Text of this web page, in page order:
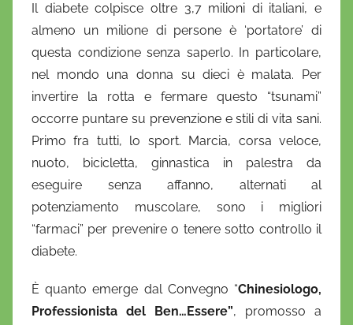
D
a
n
e
l
a
D
'
Il diabete colpisce oltre 3,7 milioni di italiani, e
almeno un milione di persone è ‘portatore’ di
questa condizione senza saperlo. In particolare,
nel mondo una donna su dieci è malata. Per
invertire la rotta e fermare questo “tsunami”
occorre puntare su prevenzione e stili di vita sani.
Primo fra tutti, lo sport. Marcia, corsa veloce,
nuoto, bicicletta, ginnastica in palestra da
eseguire senza affanno, alternati al
potenziamento muscolare, sono i migliori
“farmaci” per prevenire o tenere sotto controllo il
diabete.
È quanto emerge dal Convegno “Chinesiologo,
Professionista del Ben…Essere”, promosso a